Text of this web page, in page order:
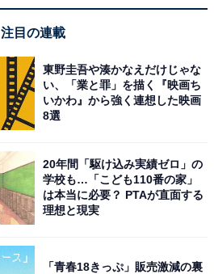
注目の連載
東野圭吾や湊かなえだけじゃな
い、「業と罪」を描く『映画ち
いかわ』から強く連想した映画
8選
20年間「駆け込み実績ゼロ」の
学校も…「こども110番の家」
は本当に必要？ PTAが直面する
理想と現実
「青春18きっぷ」販売激減の裏